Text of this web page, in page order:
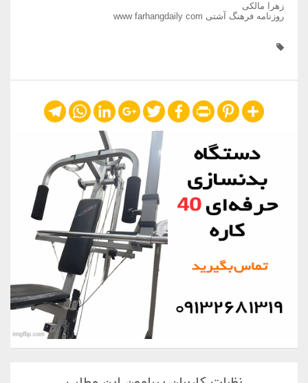
زهرا مالکی
روزنامه فرهنگ آشتی www farhangdaily com
Share
Pinterest
Print
Facebook
Twitter
Google+
LinkedIn
WhatsApp
Telegram